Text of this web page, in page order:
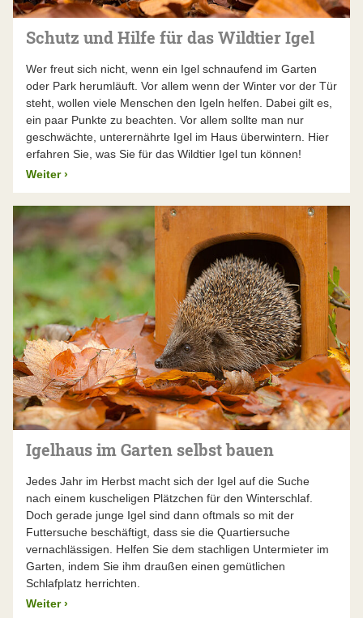
wird trotz Künstlicher Intelligenz (KI) konsequent von
wissenschaftliche Zwecke verwendet werden, wurden
iNaturalist ist ein amerikanisches Produkt. Damit die
Daten für Forschungszwecke verwendet werden, findet
eine Validierung durch Mehrheitsentscheidung statt.
D.h. es müssen mindestens drei Bestimmungen für
eine Beobachtung vorliegen und davon müssen
mindestens zwei Bestimmungen identisch sein, was die
Identifizierung der Art betrifft. Die Beobachtung
bekommt dann den Status „research-grade“.
Was uns bei der Entscheidung wichtig war:
Ein zukunftsfähiges System muss das Erfassen
weltweiter Beobachtungsdaten vieler Artengruppen
ermöglichen.
Die Verwaltung persönlicher Daten und
gesammelter Beobachtungen muss für die
Nutzer*innen individuell möglich sein.
Bürgerforscher*innen und Experten müssen sich
länderübergreifend vernetzen können.
Es muss eine sehr gute Validierung der Daten
stattfinden, damit eine hervorragende Datenqualität
gewährleistet wird.
Der Einsatz gut trainierter künstlicher Intelligenz ist
sehr vorteilhaft, da es den Prozess der
Artbestimmung wesentlich erleichtern kann.
Die Plattform Observation.org gewährleistetet unsere
hohen Anforderungen.
Ist ein Benutzerkonto auf Observation.org
erforderlich?
Schutz und Hilfe für das Wildtier Igel
Wer freut sich nicht, wenn ein Igel schnaufend im Garten
oder Park herumläuft. Vor allem wenn der Winter vor der Tür
steht, wollen viele Menschen den Igeln helfen. Dabei gilt es,
ein paar Punkte zu beachten. Vor allem sollte man nur
geschwächte, unterernährte Igel im Haus überwintern. Hier
erfahren Sie, was Sie für das Wildtier Igel tun können!
Weiter ›
Igelhaus im Garten selbst bauen
Jedes Jahr im Herbst macht sich der Igel auf die Suche
nach einem kuscheligen Plätzchen für den Winterschlaf.
Doch gerade junge Igel sind dann oftmals so mit der
Futtersuche beschäftigt, dass sie die Quartiersuche
vernachlässigen. Helfen Sie dem stachligen Untermieter im
Garten, indem Sie ihm draußen einen gemütlichen
Schlafplatz herrichten.
Weiter ›